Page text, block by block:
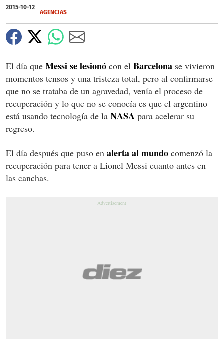
2015-10-12
AGENCIAS
El día que Messi se lesionó con el Barcelona se vivieron
momentos tensos y una tristeza total, pero al confirmarse
que no se trataba de un agravedad, venía el proceso de
recuperación y lo que no se conocía es que el argentino
está usando tecnología de la NASA para acelerar su
regreso.
El día después que puso en alerta al mundo comenzó la
recuperación para tener a Lionel Messi cuanto antes en
las canchas.